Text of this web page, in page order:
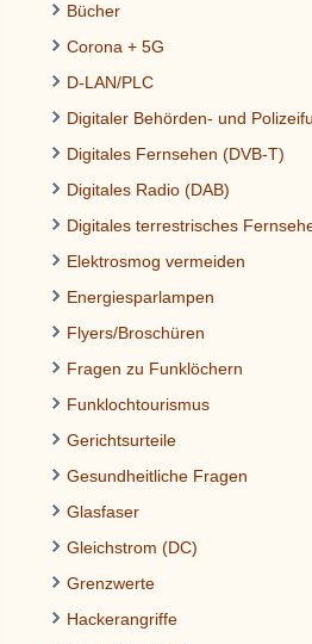
Bücher
Corona + 5G
D-LAN/PLC
Digitaler Behörden- und
Digitales Fernsehen (DVB-T)
Digitales Radio (DAB)
Digitales terrestrisches
Elektrosmog vermeiden
Energiesparlampen
Flyers/Broschüren
Fragen zu Funklöchern
Funklochtourismus
Gerichtsurteile
Gesundheitliche Fragen
Glasfaser
Gleichstrom (DC)
Grenzwerte
Hackerangriffe